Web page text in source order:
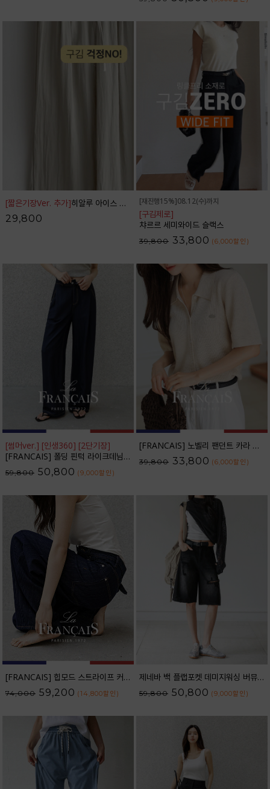
[짧은기장Ver. 추가]히알루 아이스 밴딩 와이드 팬츠_42PT1784
29,800
[재진행15%]08.12(수)까지
[구김제로]
챠르르 세미와이드 슬랙스
39,800 33,800 (6,000할인 )
[썸머ver.] [인생360] [2단기장]
[FRANCAIS] 폴딩 핀턱 라이크데님 와이드 팬츠(여름VER.)_F6H444PT
59,800 50,800 (9,000할인 )
[FRANCAIS] 노벨리 팬던트 카라 니트 가디건_F6S254CA
39,800 33,800 (6,000할인 )
[FRANCAIS] 힙모드 스트라이프 커브라인 와이드 데님팬츠_62DP2584
74,000 59,200 (14,800할인 )
제네바 백 플랩포켓 데미지워싱 버뮤다 데님 팬츠_62PT2564
59,800 50,800 (9,000할인 )